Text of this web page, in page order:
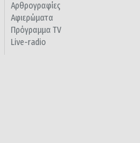
Αρθρογραφίες
Αφιερώματα
Πρόγραμμα TV
Live-radio